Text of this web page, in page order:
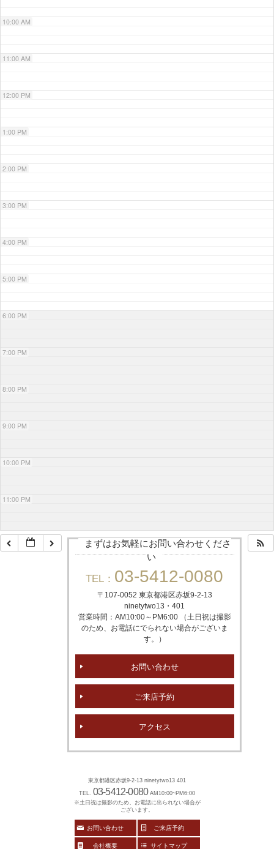
10:00 AM
11:00 AM
12:00 PM
1:00 PM
2:00 PM
3:00 PM
4:00 PM
5:00 PM
6:00 PM
7:00 PM
8:00 PM
9:00 PM
10:00 PM
11:00 PM
まずはお気軽にお問い合わせくださ
い
TEL： 03-5412-0080
〒107-0052 東京都港区赤坂9-2-13
ninetytwo13・401
営業時間：AM10:00～PM6:00 （土日祝は撮影
のため、お電話にでられない場合がございま
す。）
お問い合わせ
ご来店予約
アクセス
東京都港区赤坂9-2-13 ninetytwo13 401
TEL. 03-5412-0080 AM10:00~PM6:00
※土日祝は撮影のため、お電話に出られない場合が
ございます。
お問い合わせ ご来店予約
会社概要 サイトマップ